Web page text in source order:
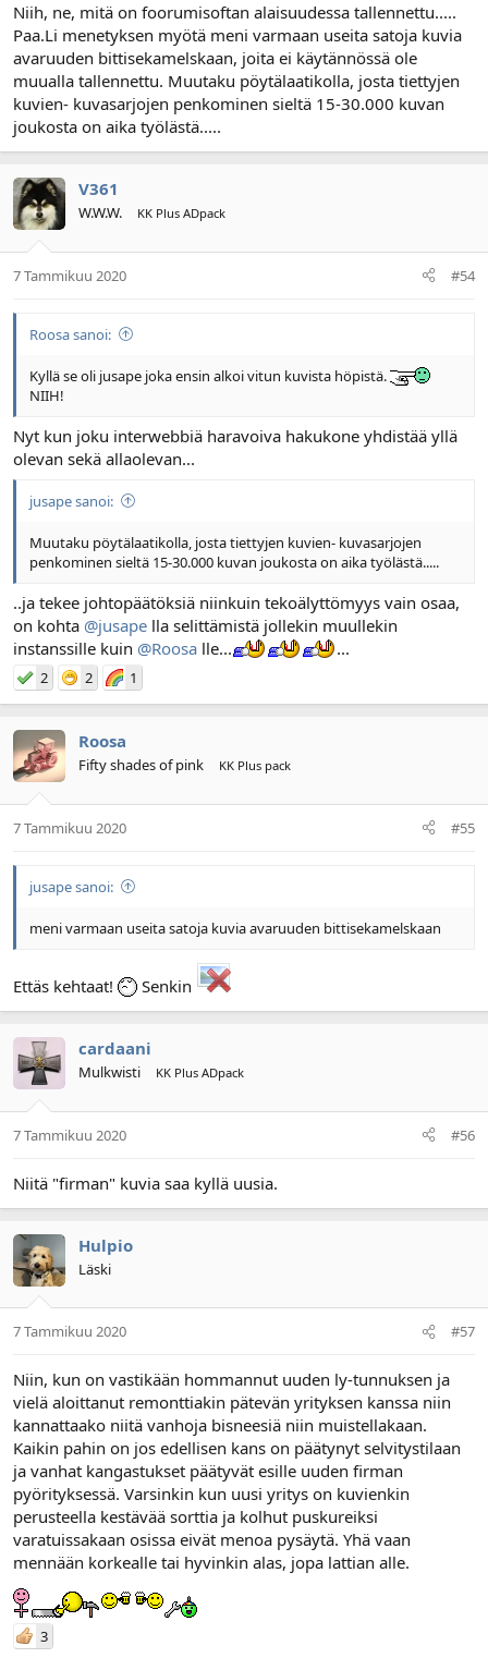
Niih, ne, mitä on foorumisoftan alaisuudessa tallennettu.....
Paa.Li menetyksen myötä meni varmaan useita satoja kuvia
avaruuden bittisekamelskaan, joita ei käytännössä ole
muualla tallennettu. Muutaku pöytälaatikolla, josta tiettyjen
kuvien- kuvasarjojen penkominen sieltä 15-30.000 kuvan
joukosta on aika työlästä.....
V361
W.W.W. KK Plus ADpack
7 Tammikuu 2020 #54
Roosa sanoi:
Kyllä se oli jusape joka ensin alkoi vitun kuvista höpistä.
NIIH!
Nyt kun joku interwebbiä haravoiva hakukone yhdistää yllä
olevan sekä allaolevan...
jusape sanoi:
Muutaku pöytälaatikolla, josta tiettyjen kuvien- kuvasarjojen
penkominen sieltä 15-30.000 kuvan joukosta on aika työlästä.....
..ja tekee johtopäätöksiä niinkuin tekoälyttömyys vain osaa,
on kohta @jusape lla selittämistä jollekin muullekin
instanssille kuin @Roosa lle... ...
2 2 1
Roosa
Fifty shades of pink KK Plus pack
7 Tammikuu 2020 #55
jusape sanoi:
meni varmaan useita satoja kuvia avaruuden bittisekamelskaan
Ettäs kehtaat! Senkin
cardaani
Mulkwisti KK Plus ADpack
7 Tammikuu 2020 #56
Niitä "firman" kuvia saa kyllä uusia.
Hulpio
Läski
7 Tammikuu 2020 #57
Niin, kun on vastikään hommannut uuden ly-tunnuksen ja
vielä aloittanut remonttiakin pätevän yrityksen kanssa niin
kannattaako niitä vanhoja bisneesiä niin muistellakaan.
Kaikin pahin on jos edellisen kans on päätynyt selvitystilaan
ja vanhat kangastukset päätyvät esille uuden firman
pyörityksessä. Varsinkin kun uusi yritys on kuvienkin
perusteella kestävää sorttia ja kolhut puskureiksi
varatuissakaan osissa eivät menoa pysäytä. Yhä vaan
mennään korkealle tai hyvinkin alas, jopa lattian alle.
3